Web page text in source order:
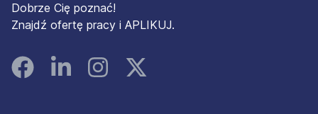
Dobrze Cię poznać!
Znajdź ofertę pracy i APLIKUJ.
FacebookLinked InInstagramInstagram